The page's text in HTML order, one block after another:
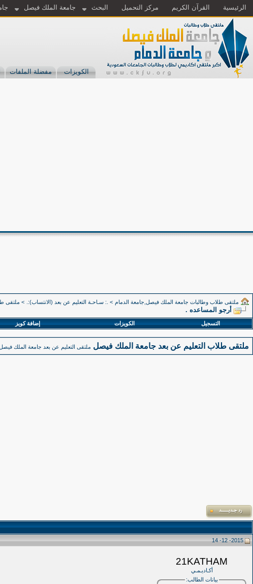
الرئيسية القرآن الكريم مركز التحميل البحث جامعة الملك فيصل
الكويزات مفضلة الملفات
ملتقى طلاب وطالبات جامعة الملك فيصل,جامعة الدمام > .: سـاحـة التعليم عن بعد (الانتساب):. > ملتقى
أرجو المساعده .
التسجيل الكويزات إضافة كويز
ملتقى طلاب التعليم عن بعد جامعة الملك فيصل ملتقى التعليم عن بعد جامعة الملك فيصل
2015- 12- 14
21KATHAM
أكـاديـمـي
بيانات الطالب: